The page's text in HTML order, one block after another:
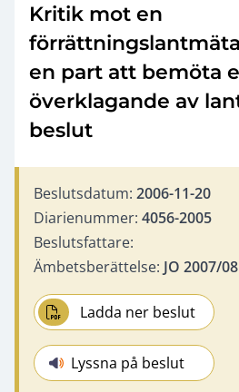
Kritik mot en
en part att bemöta
överklagande av
beslut
Beslutsdatum: 2006-11-20
Diarienummer: 4056-2005
Beslutsfattare:
Ämbetsberättelse: JO 2007/
Ladda ner beslut
Lyssna på beslut